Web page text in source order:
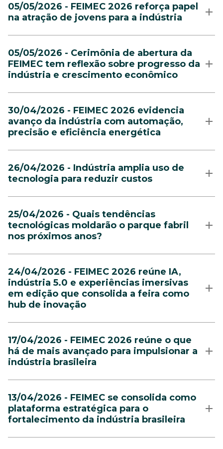
05/05/2026 - FEIMEC 2026 reforça papel
na atração de jovens para a indústria
05/05/2026 - Cerimônia de abertura da
FEIMEC tem reflexão sobre progresso da
indústria e crescimento econômico
30/04/2026 - FEIMEC 2026 evidencia
avanço da indústria com automação,
precisão e eficiência energética
26/04/2026 - Indústria amplia uso de
tecnologia para reduzir custos
25/04/2026 - Quais tendências
tecnológicas moldarão o parque fabril
nos próximos anos?
24/04/2026 - FEIMEC 2026 reúne IA,
indústria 5.0 e experiências imersivas
em edição que consolida a feira como
hub de inovação
17/04/2026 - FEIMEC 2026 reúne o que
há de mais avançado para impulsionar a
indústria brasileira
13/04/2026 - FEIMEC se consolida como
plataforma estratégica para o
fortalecimento da indústria brasileira